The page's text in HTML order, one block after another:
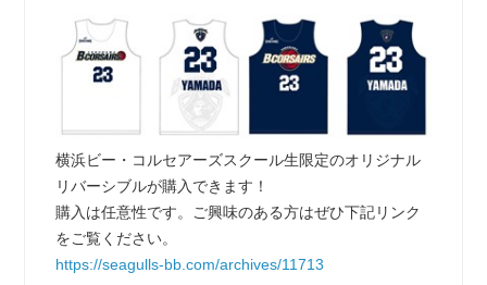
横浜ビー・コルセアーズスクール生限定のオリジナル
リバーシブルが購入できます！
購入は任意性です。ご興味のある方はぜひ下記リンク
をご覧ください。
https://seagulls-bb.com/archives/11713